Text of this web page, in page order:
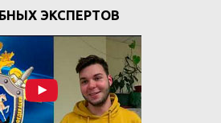
ЭКСПЕРТОВ